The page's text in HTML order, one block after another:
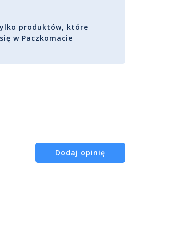
produktów, które
w Paczkomacie
Dodaj opinię